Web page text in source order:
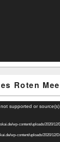
Roten
supported or
wp-content/uploads/2020/
wp-content/uploads/2020/